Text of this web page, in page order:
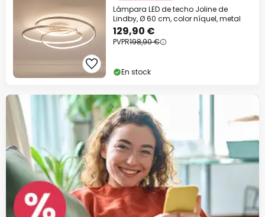
Lámpara LED de techo Joline de
Lindby, Ø 60 cm, color níquel, metal
129,90 €
PVPR198,90 €
En stock